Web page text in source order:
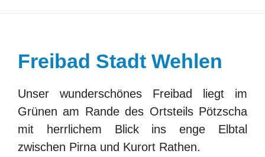
Freibad Stadt Wehlen
Unser wunderschönes Freibad liegt im
Grünen am Rande des Ortsteils Pötzscha
mit herrlichem Blick ins enge Elbtal
zwischen Pirna und Kurort Rathen.
BARRIEREFREIHEIT